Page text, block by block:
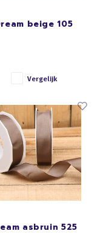
beige 105
Vergelijk
asbruin 525